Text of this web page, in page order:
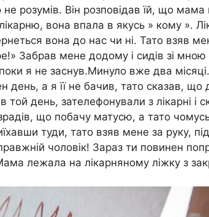
розумів. Він розповідав їй, що мама
вона впала в якусь » кому ».
вона до нас чи ні. Тато взяв
Забрав мене додому і сидів зі мною
я не заснув.Минуло вже два
день, а я її не бачив, тато сказав, що
той день, зателефонували з лікарні і
що побачу матусю, а тато
туди, тато взяв мене за руку,
чоловік! Зараз ти повинен
лежала на лікарняному ліжку з